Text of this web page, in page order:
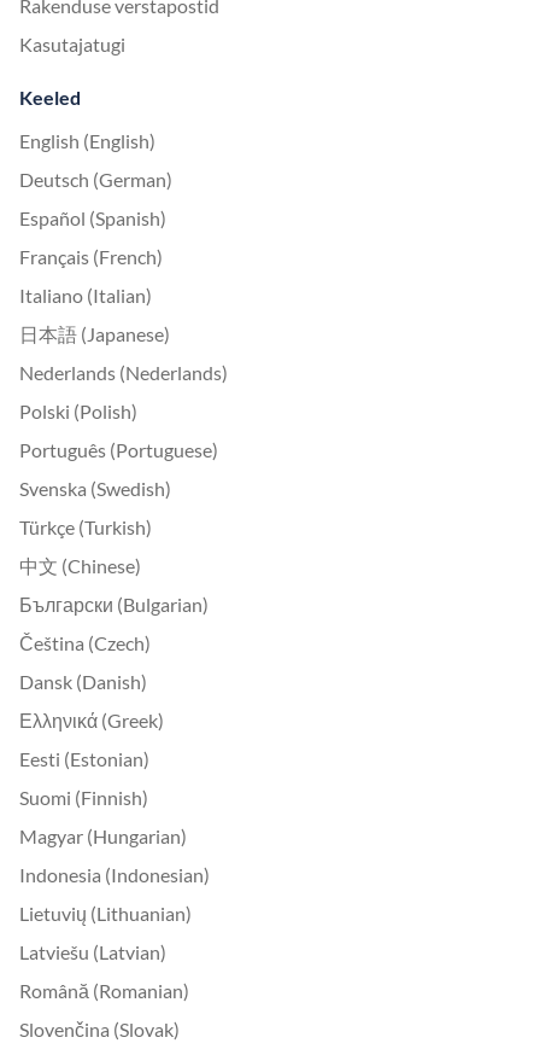
Rakenduse verstapostid
Kasutajatugi
Keeled
English (English)
Deutsch (German)
Español (Spanish)
Français (French)
Italiano (Italian)
日本語 (Japanese)
Nederlands (Nederlands)
Polski (Polish)
Português (Portuguese)
Svenska (Swedish)
Türkçe (Turkish)
中文 (Chinese)
Български (Bulgarian)
Čeština (Czech)
Dansk (Danish)
Ελληνικά (Greek)
Eesti (Estonian)
Suomi (Finnish)
Magyar (Hungarian)
Indonesia (Indonesian)
Lietuvių (Lithuanian)
Latviešu (Latvian)
Română (Romanian)
Slovenčina (Slovak)